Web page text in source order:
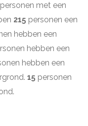
personen met een
215 personen een
hebben een
hebben een
hebben een
15 personen